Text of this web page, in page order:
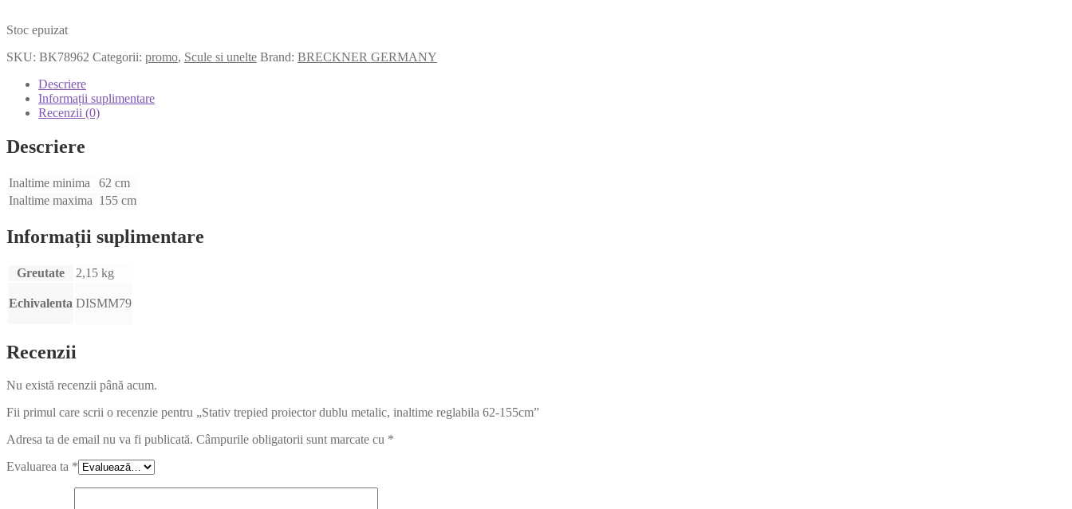
Stoc epuizat
SKU: BK78962 Categorii: promo, Scule si unelte Brand: BRECKNER GERMANY
Descriere
Informații suplimentare
Recenzii (0)
Descriere
Inaltime minima
62 cm
Inaltime maxima 155 cm
Informații suplimentare
Greutate 2,15 kg
Echivalenta DISMM79
Recenzii
Nu există recenzii până acum.
Fii primul care scrii o recenzie pentru „Stativ trepied proiector dublu metalic, inaltime reglabila 62-155cm”
Adresa ta de email nu va fi publicată. Câmpurile obligatorii sunt marcate cu *
Evaluarea ta *